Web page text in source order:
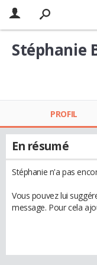
Stéphanie
PROFIL
En résumé
Stéphanie n'a pas
Vous pouvez lui
message. Pour cela